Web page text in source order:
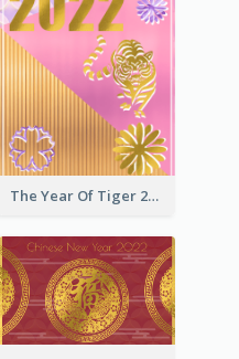
The Year Of Tiger 2022 Golden Greeting Card